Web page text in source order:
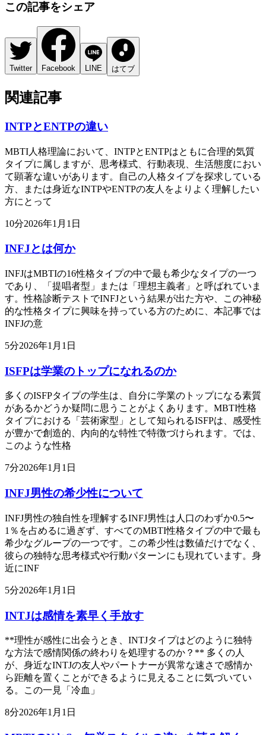
この記事をシェア
Twitter Facebook LINE はてブ
関連記事
INTPとENTPの違い
MBTI人格理論において、INTPとENTPはともに合理的気質
タイプに属しますが、思考様式、行動表現、生活態度におい
て顕著な違いがあります。自己の人格タイプを探求している
方、または身近なINTPやENTPの友人をよりよく理解したい
方にとって
10分2026年1月1日
INFJとは何か
INFJはMBTIの16性格タイプの中で最も希少なタイプの一つ
であり、「提唱者型」または「理想主義者」と呼ばれていま
す。性格診断テストでINFJという結果が出た方や、この神秘
的な性格タイプに興味を持っている方のために、本記事では
INFJの意
5分2026年1月1日
ISFPは学業のトップになれるのか
多くのISFPタイプの学生は、自分に学業のトップになる素質
があるかどうか疑問に思うことがよくあります。MBTI性格
タイプにおける「芸術家型」として知られるISFPは、感受性
が豊かで創造的、内向的な特性で特徴づけられます。では、
このような性格
7分2026年1月1日
INFJ男性の希少性について
INFJ男性の独自性を理解するINFJ男性は人口のわずか0.5〜
1％を占めるに過ぎず、すべてのMBTI性格タイプの中で最も
希少なグループの一つです。この希少性は数値だけでなく、
彼らの独特な思考様式や行動パターンにも現れています。身
近にINF
5分2026年1月1日
INTJは感情を素早く手放す
**理性が感性に出会うとき、INTJタイプはどのように独特
な方法で感情関係の終わりを処理するのか？** 多くの人
が、身近なINTJの友人やパートナーが異常な速さで感情か
ら距離を置くことができるように見えることに気づいてい
る。この一見「冷血」
8分2026年1月1日